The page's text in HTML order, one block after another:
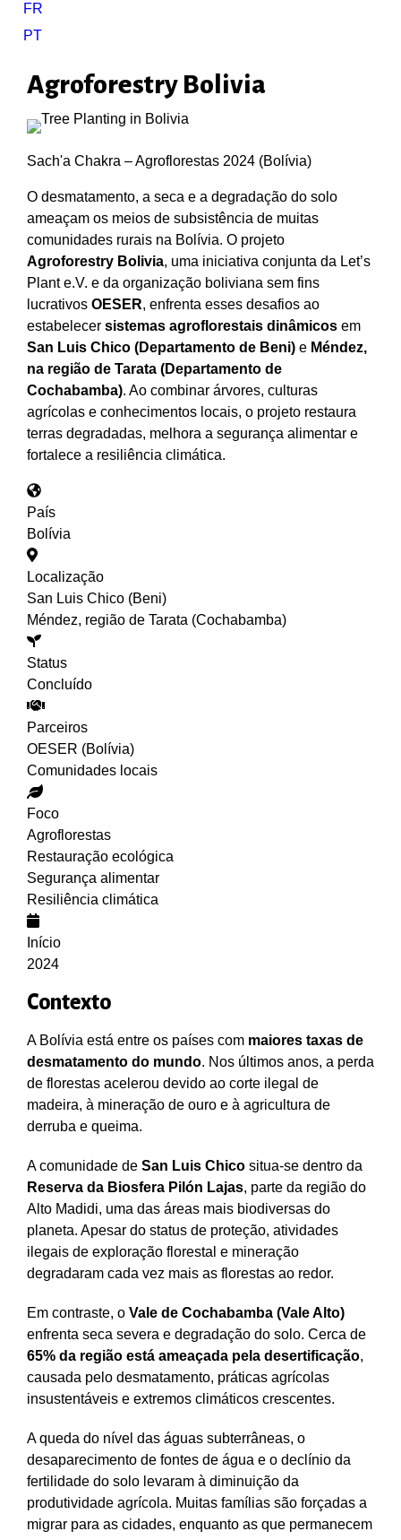
FR
PT
Agroforestry Bolivia
Sach'a Chakra – Agroflorestas 2024 (Bolívia)
O desmatamento, a seca e a degradação do solo
ameaçam os meios de subsistência de muitas
comunidades rurais na Bolívia. O projeto
Agroforestry Bolivia, uma iniciativa conjunta da Let’s
Plant e.V. e da organização boliviana sem fins
lucrativos OESER, enfrenta esses desafios ao
estabelecer sistemas agroflorestais dinâmicos em
San Luis Chico (Departamento de Beni) e Méndez,
na região de Tarata (Departamento de
Cochabamba). Ao combinar árvores, culturas
agrícolas e conhecimentos locais, o projeto restaura
terras degradadas, melhora a segurança alimentar e
fortalece a resiliência climática.
País
Bolívia
Localização
San Luis Chico (Beni)
Méndez, região de Tarata (Cochabamba)
Status
Concluído
Parceiros
OESER (Bolívia)
Comunidades locais
Foco
Agroflorestas
Restauração ecológica
Segurança alimentar
Resiliência climática
Início
2024
Contexto
A Bolívia está entre os países com maiores taxas de
desmatamento do mundo. Nos últimos anos, a perda
de florestas acelerou devido ao corte ilegal de
madeira, à mineração de ouro e à agricultura de
derruba e queima.
A comunidade de San Luis Chico situa-se dentro da
Reserva da Biosfera Pilón Lajas, parte da região do
Alto Madidi, uma das áreas mais biodiversas do
planeta. Apesar do status de proteção, atividades
ilegais de exploração florestal e mineração
degradaram cada vez mais as florestas ao redor.
Em contraste, o Vale de Cochabamba (Vale Alto)
enfrenta seca severa e degradação do solo. Cerca de
65% da região está ameaçada pela desertificação,
causada pelo desmatamento, práticas agrícolas
insustentáveis e extremos climáticos crescentes.
A queda do nível das águas subterrâneas, o
desaparecimento de fontes de água e o declínio da
fertilidade do solo levaram à diminuição da
produtividade agrícola. Muitas famílias são forçadas a
migrar para as cidades, enquanto as que permanecem